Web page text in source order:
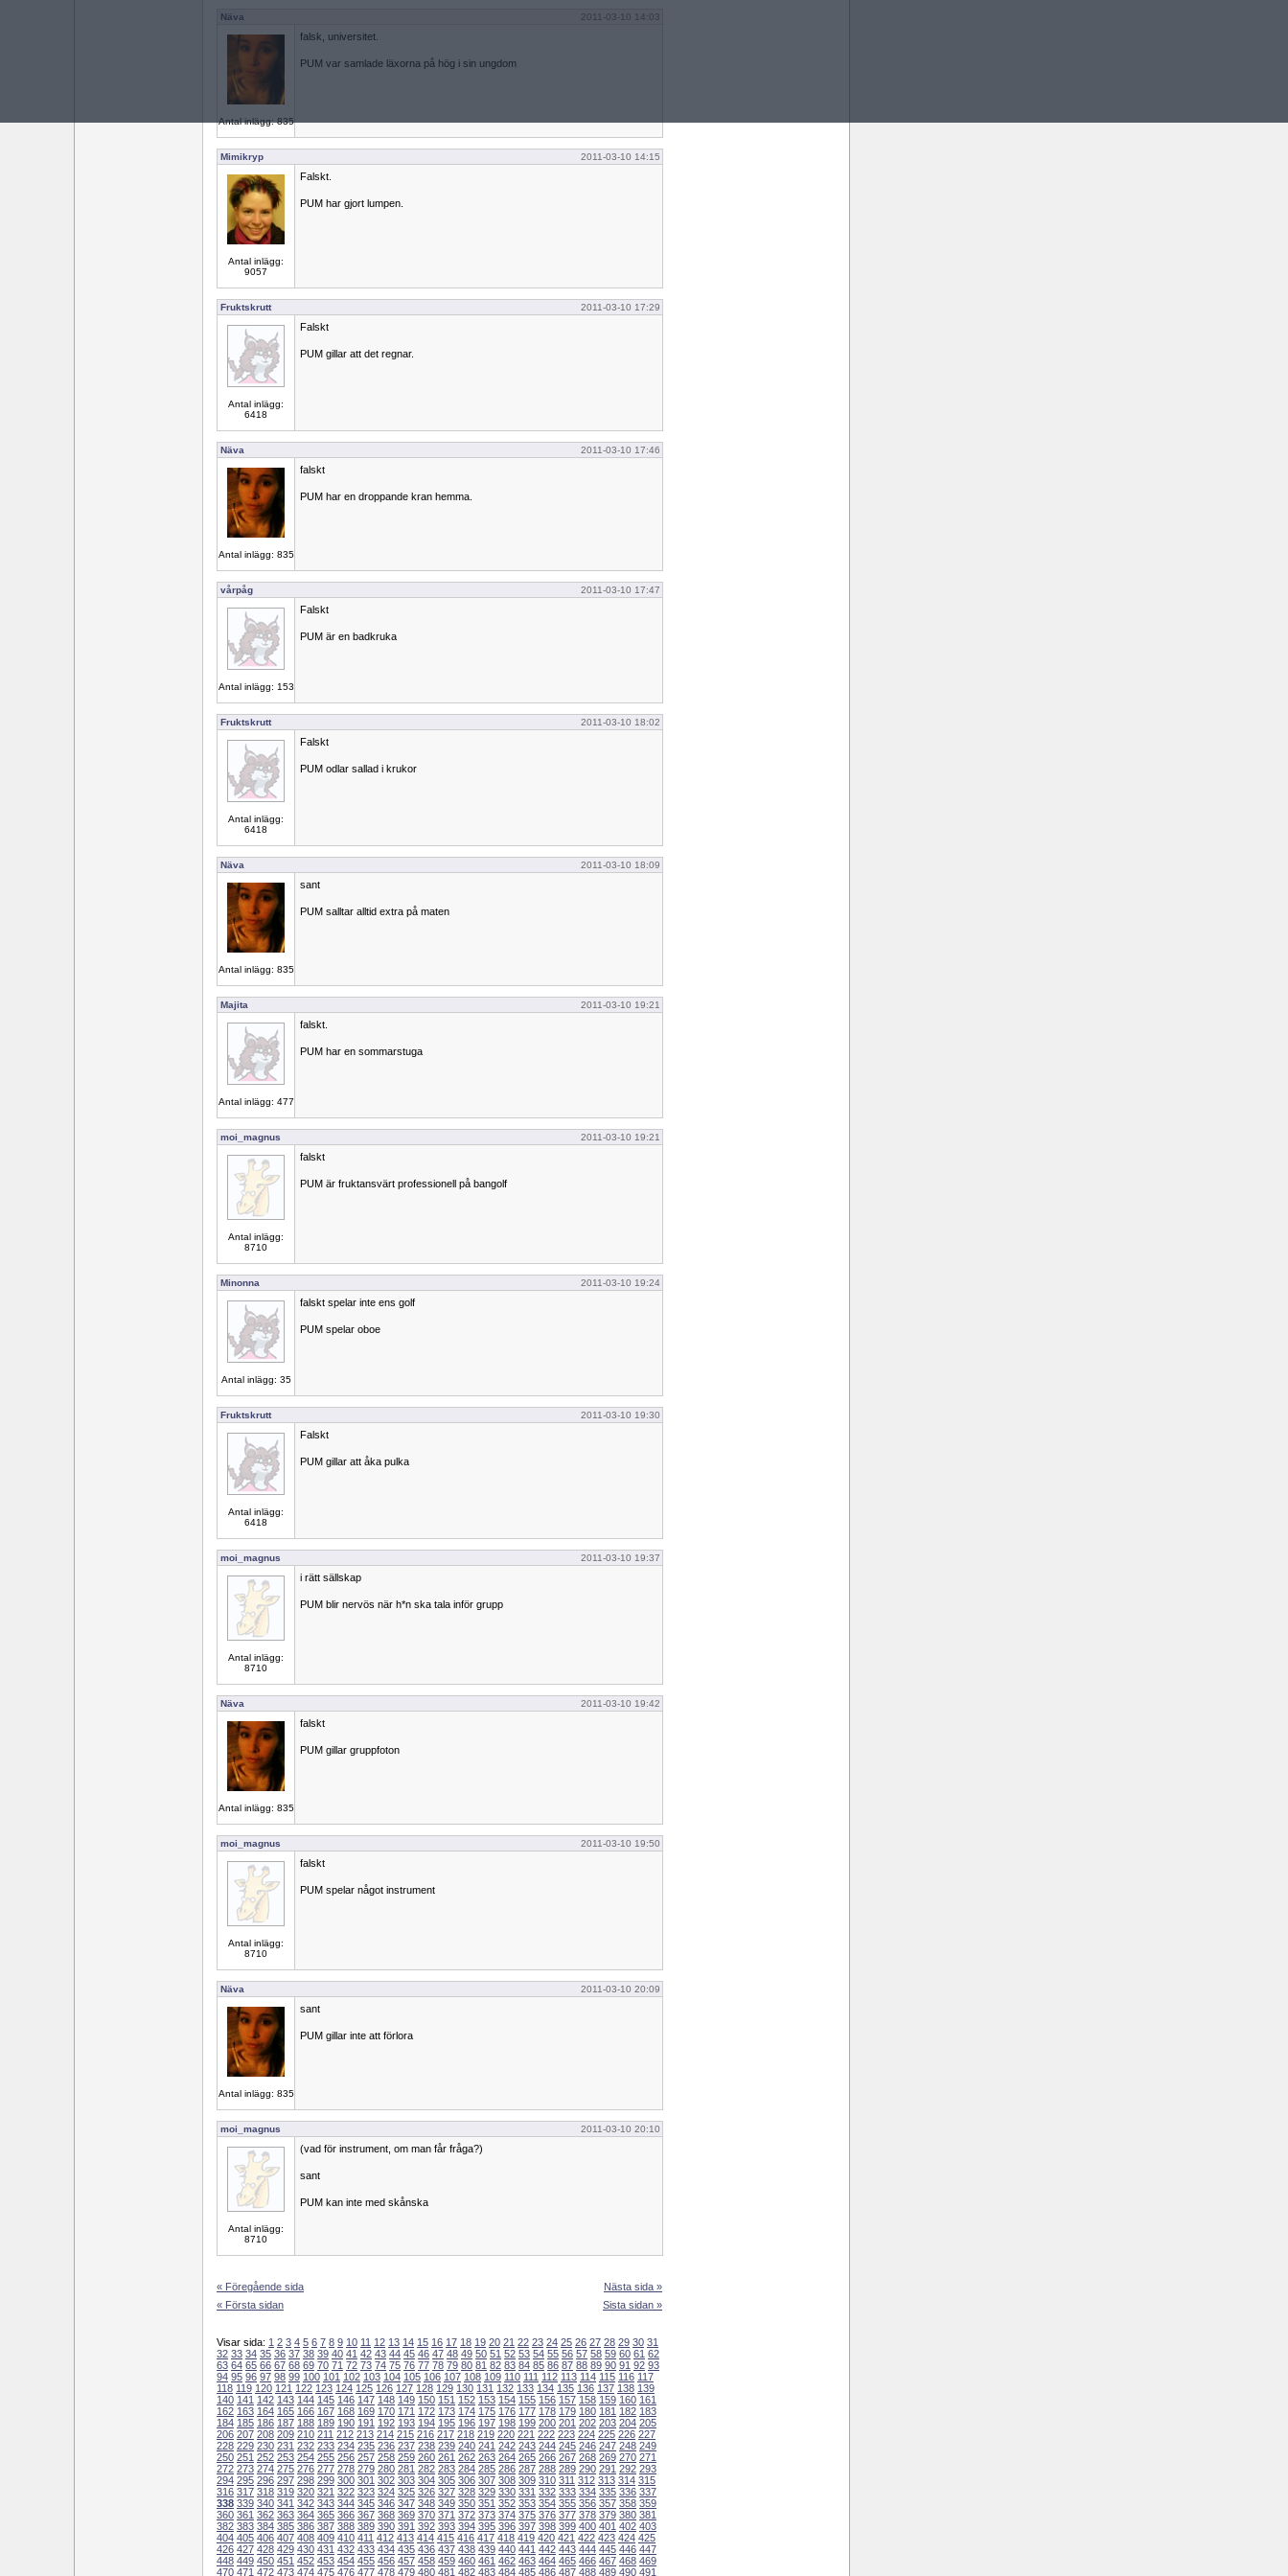
Näva 2011-03-10 14:03
Antal inlägg: 835
falsk, universitet.
PUM var samlade läxorna på hög i sin ungdom
Mimikryp 2011-03-10 14:15
Antal inlägg:
9057
Falskt.
PUM har gjort lumpen.
Fruktskrutt 2011-03-10 17:29
Antal inlägg:
6418
Falskt
PUM gillar att det regnar.
Näva 2011-03-10 17:46
Antal inlägg: 835
falskt
PUM har en droppande kran hemma.
vårpåg 2011-03-10 17:47
Antal inlägg: 153
Falskt
PUM är en badkruka
Fruktskrutt 2011-03-10 18:02
Antal inlägg:
6418
Falskt
PUM odlar sallad i krukor
Näva 2011-03-10 18:09
Antal inlägg: 835
sant
PUM salltar alltid extra på maten
Majita 2011-03-10 19:21
Antal inlägg: 477
falskt.
PUM har en sommarstuga
moi_magnus 2011-03-10 19:21
Antal inlägg:
8710
falskt
PUM är fruktansvärt professionell på bangolf
Minonna 2011-03-10 19:24
Antal inlägg: 35
falskt spelar inte ens golf
PUM spelar oboe
Fruktskrutt 2011-03-10 19:30
Antal inlägg:
6418
Falskt
PUM gillar att åka pulka
moi_magnus 2011-03-10 19:37
Antal inlägg:
8710
i rätt sällskap
PUM blir nervös när h*n ska tala inför grupp
Näva 2011-03-10 19:42
Antal inlägg: 835
falskt
PUM gillar gruppfoton
moi_magnus 2011-03-10 19:50
Antal inlägg:
8710
falskt
PUM spelar något instrument
Näva 2011-03-10 20:09
Antal inlägg: 835
sant
PUM gillar inte att förlora
moi_magnus 2011-03-10 20:10
Antal inlägg:
8710
(vad för instrument, om man får fråga?)
sant
PUM kan inte med skånska
« Föregående sida
« Första sidan
Nästa sida »
Sista sidan »
Visar sida: 1 2 3 4 5 6 7 8 9 10 11 12 13 14 15 16 17 18 19 20 21 22 23 24 25 26 27 28 29 30 31
32 33 34 35 36 37 38 39 40 41 42 43 44 45 46 47 48 49 50 51 52 53 54 55 56 57 58 59 60 61 62
63 64 65 66 67 68 69 70 71 72 73 74 75 76 77 78 79 80 81 82 83 84 85 86 87 88 89 90 91 92 93
94 95 96 97 98 99 100 101 102 103 104 105 106 107 108 109 110 111 112 113 114 115 116 117
118 119 120 121 122 123 124 125 126 127 128 129 130 131 132 133 134 135 136 137 138 139
140 141 142 143 144 145 146 147 148 149 150 151 152 153 154 155 156 157 158 159 160 161
162 163 164 165 166 167 168 169 170 171 172 173 174 175 176 177 178 179 180 181 182 183
184 185 186 187 188 189 190 191 192 193 194 195 196 197 198 199 200 201 202 203 204 205
206 207 208 209 210 211 212 213 214 215 216 217 218 219 220 221 222 223 224 225 226 227
228 229 230 231 232 233 234 235 236 237 238 239 240 241 242 243 244 245 246 247 248 249
250 251 252 253 254 255 256 257 258 259 260 261 262 263 264 265 266 267 268 269 270 271
272 273 274 275 276 277 278 279 280 281 282 283 284 285 286 287 288 289 290 291 292 293
294 295 296 297 298 299 300 301 302 303 304 305 306 307 308 309 310 311 312 313 314 315
316 317 318 319 320 321 322 323 324 325 326 327 328 329 330 331 332 333 334 335 336 337
338 339 340 341 342 343 344 345 346 347 348 349 350 351 352 353 354 355 356 357 358 359
360 361 362 363 364 365 366 367 368 369 370 371 372 373 374 375 376 377 378 379 380 381
382 383 384 385 386 387 388 389 390 391 392 393 394 395 396 397 398 399 400 401 402 403
404 405 406 407 408 409 410 411 412 413 414 415 416 417 418 419 420 421 422 423 424 425
426 427 428 429 430 431 432 433 434 435 436 437 438 439 440 441 442 443 444 445 446 447
448 449 450 451 452 453 454 455 456 457 458 459 460 461 462 463 464 465 466 467 468 469
470 471 472 473 474 475 476 477 478 479 480 481 482 483 484 485 486 487 488 489 490 491